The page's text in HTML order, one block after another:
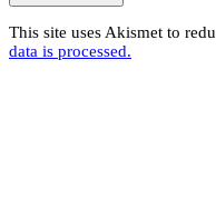
This site uses Akismet to
data is processed.